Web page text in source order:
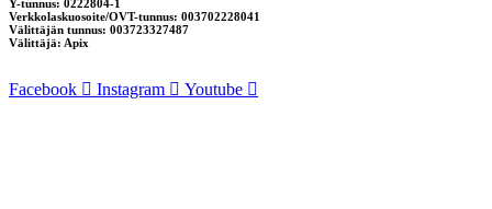
Y-tunnus: 0222804-1
Verkkolaskuosoite/OVT-tunnus: 003702228041
Välittäjän tunnus: 003723327487
Välittäjä: Apix
Facebook Instagram Youtube